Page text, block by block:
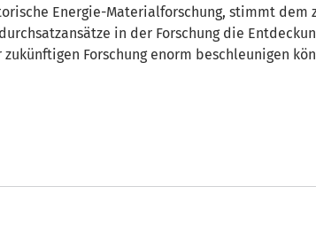
Energie-Materialforschung, stimmt dem
in der Forschung die
Forschung enorm beschleunigen